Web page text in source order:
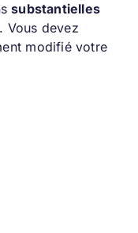
substantielles
Vous devez
modifié votre